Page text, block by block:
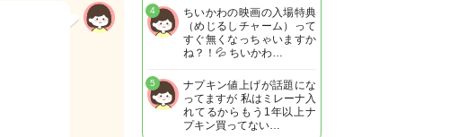
ちいかわの映画の入場特典
（めじるしチャーム）って
すぐ無くなっちゃいますか
ね？！💦 ちいかわ…
4
ナプキン値上げが話題にな
ってますが 私はミレーナ入
れてるからもう1年以上ナ
プキン買ってない…
5